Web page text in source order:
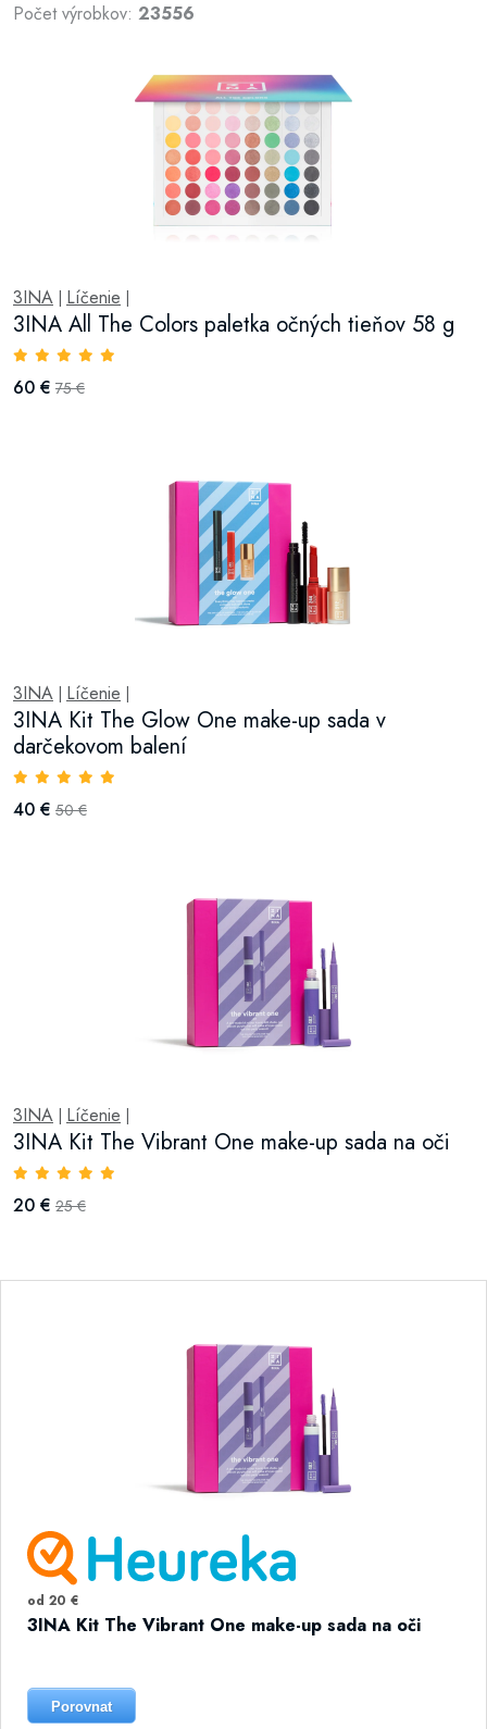
Počet výrobkov: 23556
3INA Líčenie
3INA All The Colors paletka očných tieňov 58 g
60 € 75 €
3INA Líčenie
3INA Kit The Glow One make-up sada v
darčekovom balení
40 € 50 €
3INA Líčenie
3INA Kit The Vibrant One make-up sada na oči
20 € 25 €
od 20 €
3INA Kit The Vibrant One make-up sada na oči
Porovnat